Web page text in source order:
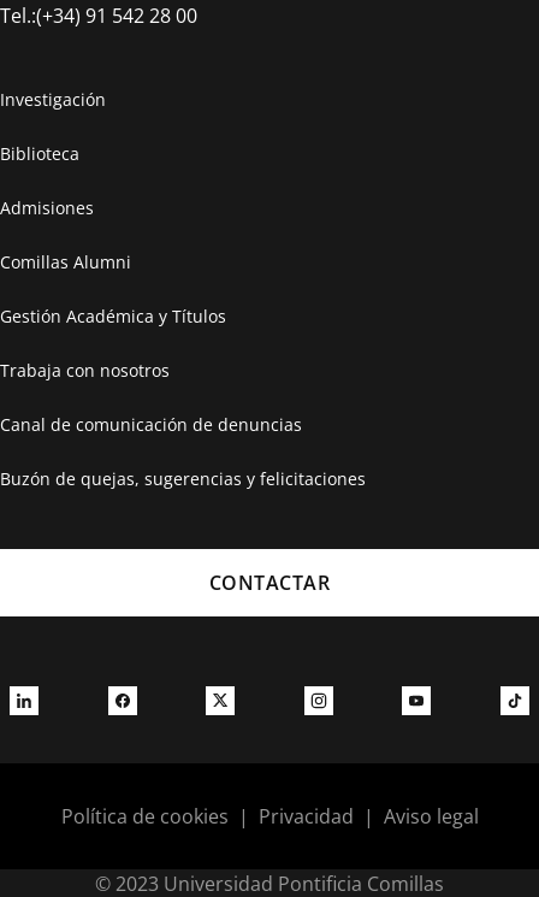
Tel.:(+34) 91 542 28 00
Investigación
Biblioteca
Admisiones
Comillas Alumni
Gestión Académica y Títulos
Trabaja con nosotros
Canal de comunicación de denuncias
Buzón de quejas, sugerencias y felicitaciones
CONTACTAR
Política de cookies | Privacidad | Aviso legal
© 2023 Universidad Pontificia Comillas